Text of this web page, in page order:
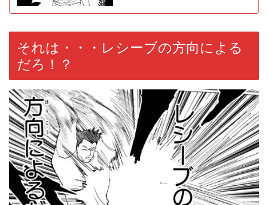
それは・・・レシーブの方向による
だろ！？